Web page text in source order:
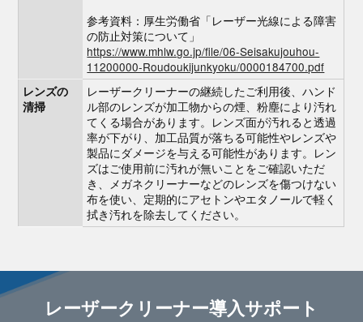
参考資料：厚生労働省「レーザー光線による障害
の防止対策について」
https://www.mhlw.go.jp/file/06-Seisakujouhou-
11200000-Roudoukijunkyoku/0000184700.pdf
レンズの
清掃
レーザークリーナーの継続したご利用後、ハンド
ル部のレンズが加工物からの煙、粉塵により汚れ
てくる場合があります。レンズ面が汚れると透過
率が下がり、加工品質が落ちる可能性やレンズや
製品にダメージを与える可能性があります。レン
ズはご使用前に汚れが無いことをご確認いただ
き、メガネクリーナーなどのレンズを傷つけない
布を使い、定期的にアセトンやエタノールで軽く
拭き汚れを除去してください。
レーザークリーナー導入サポート